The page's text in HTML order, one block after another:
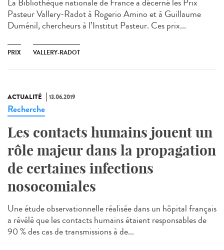
Pasteur Vallery-Radot à Rogerio Amino et à Guillaume
Duménil, chercheurs à l’Institut Pasteur. Ces prix...
PRIX VALLERY-RADOT
ACTUALITÉ 13.06.2019
Recherche
Les contacts humains jouent un
rôle majeur dans la propagation
de certaines infections
nosocomiales
Une étude observationnelle réalisée dans un hôpital français
a révélé que les contacts humains étaient responsables de
90 % des cas de transmissions à de...